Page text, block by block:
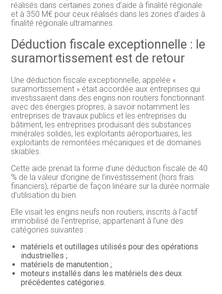
réalisés dans certaines zones d’aide à finalité régionale
et à 350 M€ pour ceux réalisés dans les zones d’aides à
finalité régionale ultramarines.
Déduction fiscale exceptionnelle : le
suramortissement est de retour
Une déduction fiscale exceptionnelle, appelée «
suramortissement » était accordée aux entreprises qui
investissaient dans des engins non routiers fonctionnant
avec des énergies propres, à savoir notamment les
entreprises de travaux publics et les entreprises du
bâtiment, les entreprises produisant des substances
minérales solides, les exploitants aéroportuaires, les
exploitants de remontées mécaniques et de domaines
skiables.
Cette aide prenait la forme d’une déduction fiscale de 40
% de la valeur d’origine de l’investissement (hors frais
financiers), répartie de façon linéaire sur la durée normale
d’utilisation du bien.
Elle visait les engins neufs non routiers, inscrits à l’actif
immobilisé de l’entreprise, appartenant à l’une des
catégories suivantes :
matériels et outillages utilisés pour des opérations
industrielles ;
matériels de manutention ;
moteurs installés dans les matériels des deux
précédentes catégories.